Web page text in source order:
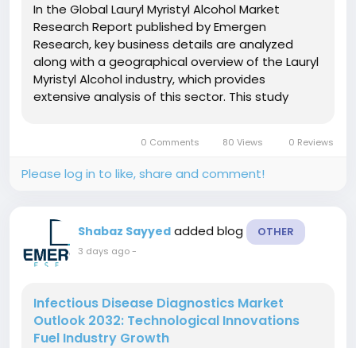
In the Global Lauryl Myristyl Alcohol Market
Research Report published by Emergen
Research, key business details are analyzed
along with a geographical overview of the Lauryl
Myristyl Alcohol industry, which provides
extensive analysis of this sector. This study
and quantitative perspective as well as...
0 Comments 80 Views 0 Reviews
Please log in to like, share and comment!
Shabaz Sayyed added blog OTHER
3 days ago-
Infectious Disease Diagnostics Market
Outlook 2032: Technological Innovations
Fuel Industry Growth